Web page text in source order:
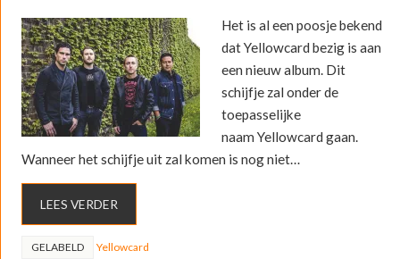
Het is al een poosje bekend
dat Yellowcard bezig is aan
een nieuw album. Dit
schijfje zal onder de
toepasselijke
naam Yellowcard gaan.
Wanneer het schijfje uit zal komen is nog niet…
LEES VERDER
GELABELD Yellowcard